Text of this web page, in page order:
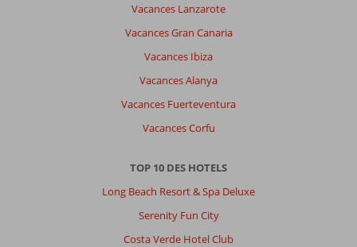
Vacances Lanzarote
Vacances Gran Canaria
Vacances Ibiza
Vacances Alanya
Vacances Fuerteventura
Vacances Corfu
TOP 10 DES HOTELS
Long Beach Resort & Spa Deluxe
Serenity Fun City
Costa Verde Hotel Club